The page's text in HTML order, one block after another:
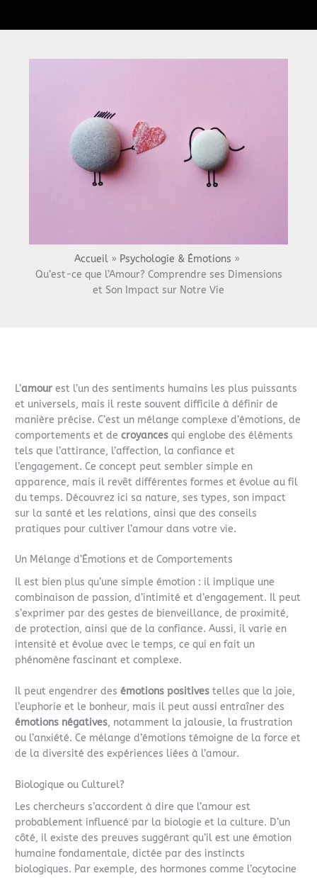
Accueil
Psychologie & Émotions
Qu’est-ce que l’Amour? Comprendre ses Dimensions
et Son Impact sur Notre Vie
L’amour est l’un des sentiments humains les plus puissants
et universels, mais il reste souvent difficile à définir de
manière précise. C’est un mélange complexe d’émotions, de
comportements et decroyances qui englobe des éléments
tels que l’attirance, l’affection, la confiance et
l’engagement. Ce concept peut sembler simple en
apparence, mais il revêt différentes formes et évolue au fil
du temps. Découvrez ici sa nature, ses types, son impact
sur la santé et les relations, ainsi que des conseils
pratiques pour cultiver l’amour dans votre vie.
Un Mélange d’Émotions et de Comportements
Il est bien plus qu’une simple émotion : il implique une
combinaison de passion, d’intimité et d’engagement. Il peut
s’exprimer par des gestes de bienveillance, de proximité,
de protection, ainsi que de la confiance. Aussi, il varie en
intensité et évolue avec le temps, ce qui en fait un
phénomène fascinant et complexe.
Il peut engendrer desémotions positives telles que la joie,
l’euphorie et le bonheur, mais il peut aussi entraîner des
émotions négatives, notamment la jalousie, la frustration
ou l’anxiété. Ce mélange d’émotions témoigne de la force et
de la diversité des expériences liées à l’amour.
Biologique ou Culturel?
Les chercheurs s’accordent à dire que l’amour est
probablement influencé par la biologie et la culture. D’un
côté, il existe des preuves suggérant qu’il est une émotion
humaine fondamentale, dictée par des instincts
biologiques. Par exemple, des hormones comme l’ocytocine